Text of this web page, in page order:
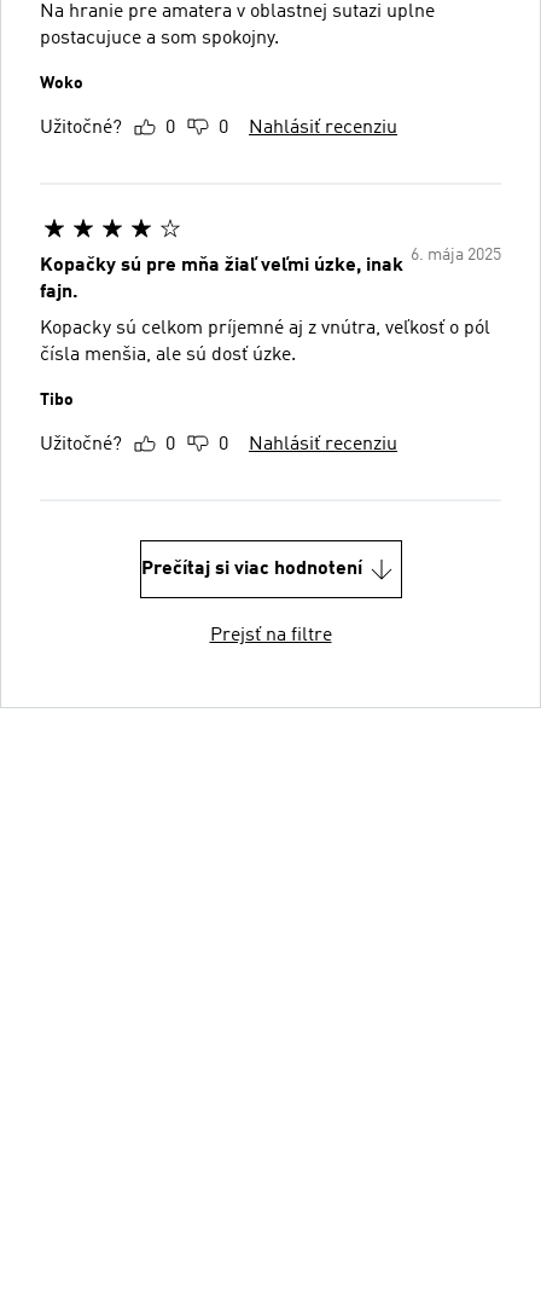
Na hranie pre amatera v oblastnej sutazi uplne
postacujuce a som spokojny.
Woko
Užitočné? 0 0 Nahlásiť recenziu
6. mája 2025
Kopačky sú pre mňa žiaľ veľmi úzke, inak
fajn.
Kopacky sú celkom príjemné aj z vnútra, veľkosť o pól
čísla menšia, ale sú dosť úzke.
Tibo
Užitočné? 0 0 Nahlásiť recenziu
Prečítaj si viac hodnotení
Prejsť na filtre